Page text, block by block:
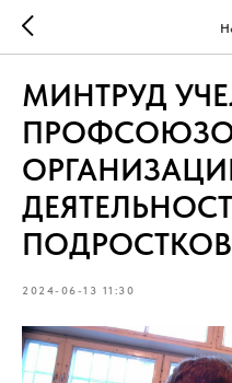
МИНТРУД
ПОДРОСТКОВ
2024-06-13 11:30